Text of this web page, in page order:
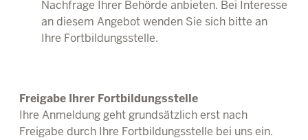
Nachfrage Ihrer Behörde anbieten. Bei Interesse
an diesem Angebot wenden Sie sich bitte an
Ihre Fortbildungsstelle.
Freigabe Ihrer Fortbildungsstelle
Ihre Anmeldung geht grundsätzlich erst nach
Freigabe durch Ihre Fortbildungsstelle bei uns ein.